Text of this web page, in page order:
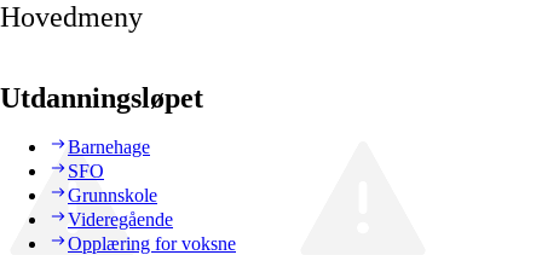
Hovedmeny
Utdanningsløpet
Barnehage
SFO
Grunnskole
Videregående
Opplæring for voksne